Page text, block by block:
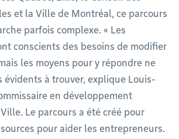
et la Ville de Montréal, ce parcours
parfois complexe. « Les
conscients des besoins de modifier
les moyens pour y répondre ne
évidents à trouver, explique Louis-
en développement
Le parcours a été créé pour
pour aider les entrepreneurs.